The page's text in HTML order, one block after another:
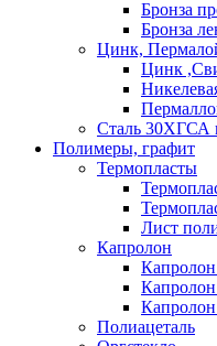
Бронза
Бронза
Цинк,
Цинк
Сталь 30ХГСА
Полимеры, графит
Термопласты
Лист
Капролон
Полиацеталь